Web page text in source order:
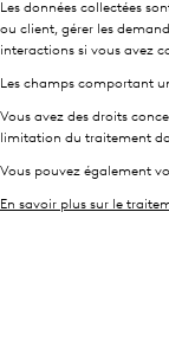
Les données collectées
ou client, gérer les
interactions si vous avez
Les champs comportant
Vous avez des droits
limitation du traitement
Vous pouvez également
En savoir plus sur le